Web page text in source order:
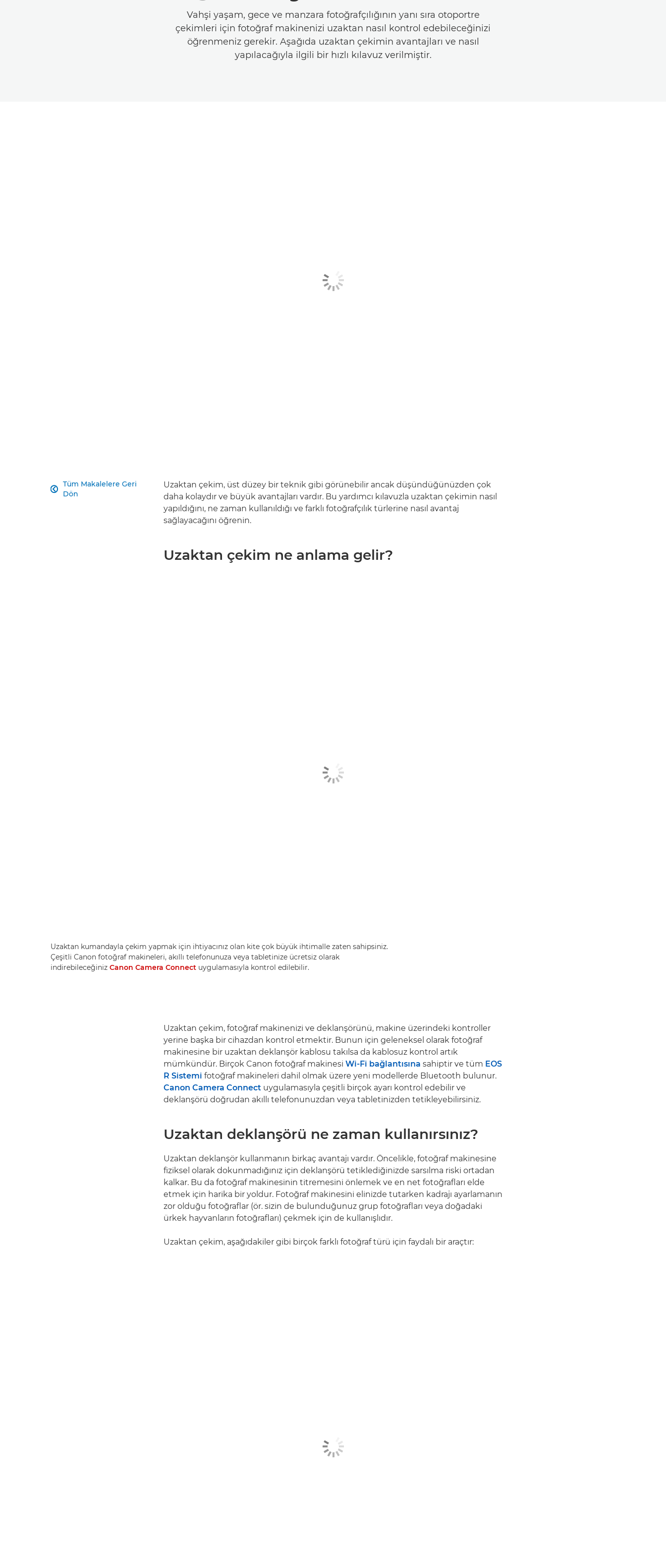
Vahşi yaşam, gece ve manzara fotoğrafçılığının yanı sıra otoportre
çekimleri için fotoğraf makinenizi uzaktan nasıl kontrol edebileceğinizi
öğrenmeniz gerekir. Aşağıda uzaktan çekimin avantajları ve nasıl
yapılacağıyla ilgili bir hızlı kılavuz verilmiştir.
Tüm Makalelere Geri
Dön

Uzaktan çekim, üst düzey bir teknik gibi görünebilir ancak düşündüğünüzden çok
daha kolaydır ve büyük avantajları vardır. Bu yardımcı kılavuzla uzaktan çekimin nasıl
yapıldığını, ne zaman kullanıldığı ve farklı fotoğrafçılık türlerine nasıl avantaj
sağlayacağını öğrenin.
Uzaktan çekim ne anlama gelir?
Uzaktan kumandayla çekim yapmak için ihtiyacınız olan kite çok büyük ihtimalle zaten sahipsiniz.
Çeşitli Canon fotoğraf makineleri, akıllı telefonunuza veya tabletinize ücretsiz olarak
indirebileceğiniz Canon Camera Connect uygulamasıyla kontrol edilebilir.
Uzaktan çekim, fotoğraf makinenizi ve deklanşörünü, makine üzerindeki kontroller
yerine başka bir cihazdan kontrol etmektir. Bunun için geleneksel olarak fotoğraf
makinesine bir uzaktan deklanşör kablosu takılsa da kablosuz kontrol artık
mümkündür. Birçok Canon fotoğraf makinesi Wi-Fi bağlantısına sahiptir ve tüm EOS
R Sistemi fotoğraf makineleri dahil olmak üzere yeni modellerde Bluetooth bulunur.
Canon Camera Connect uygulamasıyla çeşitli birçok ayarı kontrol edebilir ve
deklanşörü doğrudan akıllı telefonunuzdan veya tabletinizden tetikleyebilirsiniz.
Uzaktan deklanşörü ne zaman kullanırsınız?
Uzaktan deklanşör kullanmanın birkaç avantajı vardır. Öncelikle, fotoğraf makinesine
fiziksel olarak dokunmadığınız için deklanşörü tetiklediğinizde sarsılma riski ortadan
kalkar. Bu da fotoğraf makinesinin titremesini önlemek ve en net fotoğrafları elde
etmek için harika bir yoldur. Fotoğraf makinesini elinizde tutarken kadrajı ayarlamanın
zor olduğu fotoğraflar (ör. sizin de bulunduğunuz grup fotoğrafları veya doğadaki
ürkek hayvanların fotoğrafları) çekmek için de kullanışlıdır.
Uzaktan çekim, aşağıdakiler gibi birçok farklı fotoğraf türü için faydalı bir araçtır: